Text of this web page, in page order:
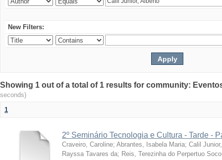
New Filters:
Showing 1 out of a total of 1 results for community:
seconds)
1
2º Seminário Tecnologia e Cultura - Tarde -
Craveiro, Caroline; Abrantes, Isabela Maria; Calil
Rayssa Tavares da; Reis, Terezinha do Perpertuo